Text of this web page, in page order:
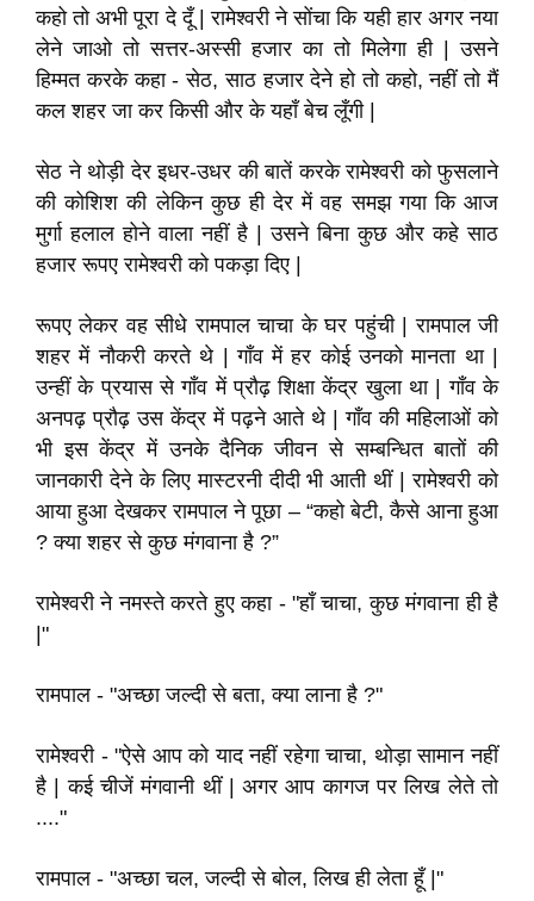
कहो तो अभी पूरा दे दूँ | रामेश्वरी ने सोंचा कि यही हार अगर नया
लेने जाओ तो सत्तर-अस्सी हजार का तो मिलेगा ही | उसने
हिम्मत करके कहा - सेठ, साठ हजार देने हो तो कहो, नहीं तो मैं
कल शहर जा कर किसी और के यहाँ बेच लूँगी |
सेठ ने थोड़ी देर इधर-उधर की बातें करके रामेश्वरी को फुसलाने
की कोशिश की लेकिन कुछ ही देर में वह समझ गया कि आज
मुर्गा हलाल होने वाला नहीं है | उसने बिना कुछ और कहे साठ
हजार रूपए रामेश्वरी को पकड़ा दिए |
रूपए लेकर वह सीधे रामपाल चाचा के घर पहुंची | रामपाल जी
शहर में नौकरी करते थे | गाँव में हर कोई उनको मानता था |
उन्हीं के प्रयास से गाँव में प्रौढ़ शिक्षा केंद्र खुला था | गाँव के
अनपढ़ प्रौढ़ उस केंद्र में पढ़ने आते थे | गाँव की महिलाओं को
भी इस केंद्र में उनके दैनिक जीवन से सम्बन्धित बातों की
जानकारी देने के लिए मास्टरनी दीदी भी आती थीं | रामेश्वरी को
आया हुआ देखकर रामपाल ने पूछा – “कहो बेटी, कैसे आना हुआ
? क्या शहर से कुछ मंगवाना है ?”
रामेश्वरी ने नमस्ते करते हुए कहा - "हाँ चाचा, कुछ मंगवाना ही है
|"
रामपाल - "अच्छा जल्दी से बता, क्या लाना है ?"
रामेश्वरी - "ऐसे आप को याद नहीं रहेगा चाचा, थोड़ा सामान नहीं
है | कई चीजें मंगवानी थीं | अगर आप कागज पर लिख लेते तो
...."
रामपाल - "अच्छा चल, जल्दी से बोल, लिख ही लेता हूँ |"